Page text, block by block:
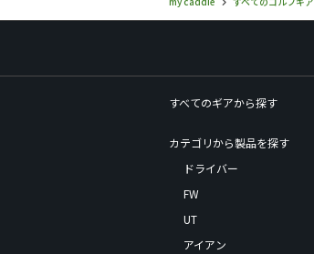
すべてのギアから探す
カテゴリから製品を探す
ドライバー
FW
UT
アイアン